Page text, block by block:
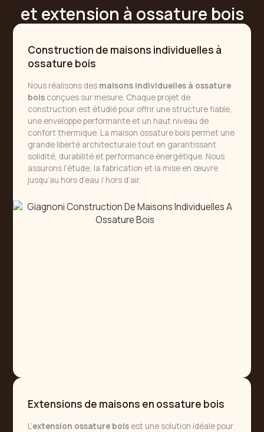
et extension à ossature bois
Construction de maisons individuelles à
ossature bois
Nous réalisons des maisons individuelles à ossature
bois conçues sur mesure. Chaque projet de
construction est étudié pour offrir une structure fiable,
une enveloppe performante et un haut niveau de
confort thermique. La maison ossature bois permet une
grande liberté architecturale tout en garantissant
solidité, durabilité et performance énergétique. Nous
assurons l’étude, la fabrication et la mise en œuvre
jusqu’au hors d’eau / hors d’air.
Extensions de maisons en ossature bois
L’extension ossature bois est une solution idéale pour